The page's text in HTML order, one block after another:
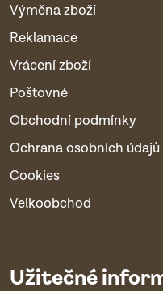
Výměna zboží
Reklamace
Vrácení zboží
Poštovné
Obchodní podmínky
Ochrana osobních údajů
Cookies
Velkoobchod
Užitečné